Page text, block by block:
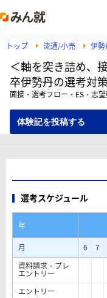
トップ 流通/小売 伊勢
＜軸を突き詰め、
卒伊勢丹の選考対
面接・選考フロー・ES・志
体験記を投稿する
選考スケジュール
年
月
6 7
資料請求・プレ
エントリー
エントリー